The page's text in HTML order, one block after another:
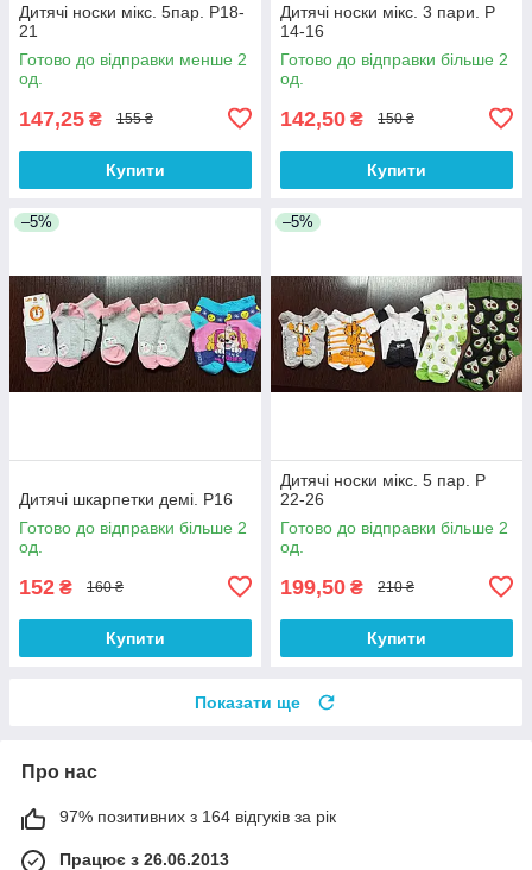
Дитячі носки мікс. 5пар. Р18-
21
Готово до відправки менше 2
од.
147,25 ₴ 155 ₴
Купити
Дитячі носки мікс. 3 пари. Р
14-16
Готово до відправки більше 2
од.
142,50 ₴ 150 ₴
Купити
–5%
Дитячі шкарпетки демі. Р16
Готово до відправки більше 2
од.
152 ₴ 160 ₴
Купити
–5%
Дитячі носки мікс. 5 пар. Р
22-26
Готово до відправки більше 2
од.
199,50 ₴ 210 ₴
Купити
Показати ще
Про нас
97% позитивних з 164 відгуків за рік
Працює з 26.06.2013